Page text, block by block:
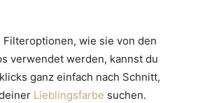
wie sie von den
verwendet werden, kannst du
ganz einfach nach Schnitt,
Lieblingsfarbe suchen.